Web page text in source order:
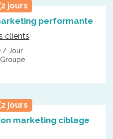
2 jours
performante
clients
/ Jour
2 jours
marketing ciblage